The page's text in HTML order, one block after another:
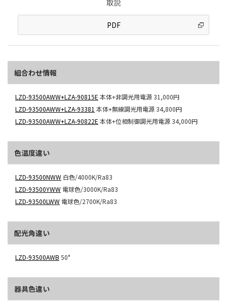
取説
PDF
組合わせ情報
LZD-93500AWW+LZA-90815E 本体+非調光用電源31,000円
LZD-93500AWW+LZA-93381 本体+無線調光用電源34,800円
LZD-93500AWW+LZA-90822E 本体+位相制御調光用電源34,000円
色温度違い
LZD-93500NWW 白色/4000K/Ra83
LZD-93500YWW 電球色/3000K/Ra83
LZD-93500LWW 電球色/2700K/Ra83
配光角違い
LZD-93500AWB 50°
器具色違い